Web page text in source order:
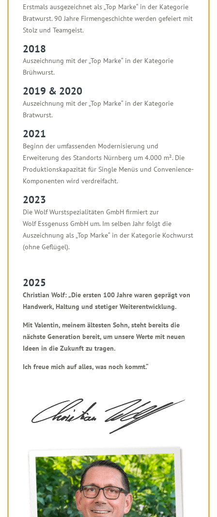
Erstmals ausgezeichnet als „Top Marke“ in der Kategorie
Bratwurst. 90 Jahre Firmengeschichte werden gefeiert mit
Stolz und Teamgeist.
2018
Auszeichnung mit der „Top Marke“ in der Kategorie
Brühwurst.
2019 & 2020
Auszeichnung mit der „Top Marke“ in der Kategorie
Bratwurst.
2021
Beginn der umfassenden Modernisierung und
Erweiterung des Standorts Nürnberg um 4.000 m². Die
Produktionskapazität für Single Menüs und Convenience-
Komponenten wird verdreifacht.
2023
Die Wolf Wurstspezialitäten GmbH firmiert zur
Wolf Essgenuss GmbH um. Im selben Jahr folgt die
Auszeichnung als „Top Marke“ in der Kategorie Kochwurst
(ohne Geflügel).
2025
Christian Wolf: „Die ersten 100 Jahre waren geprägt von
Handwerk, Haltung und stetiger Weiterentwicklung.
Mit Valentin, meinem ältesten Sohn, steht bereits die
nächste Generation bereit, um unsere Werte mit neuen
Ideen in die Zukunft zu tragen.
Ich freue mich auf alles, was noch kommt.“